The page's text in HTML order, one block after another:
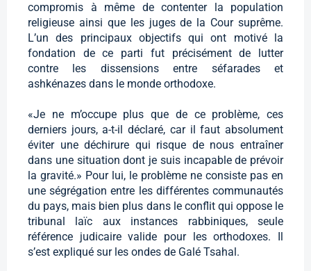
compromis à même de contenter la population
religieuse ainsi que les juges de la Cour suprême.
L’un des principaux objectifs qui ont motivé la
fondation de ce parti fut précisément de lutter
contre les dissensions entre séfarades et
ashkénazes dans le monde orthodoxe.
«Je ne m’occupe plus que de ce problème, ces
derniers jours, a-t-il déclaré, car il faut absolument
éviter une déchirure qui risque de nous entraîner
dans une situation dont je suis incapable de prévoir
la gravité.» Pour lui, le problème ne consiste pas en
une ségrégation entre les différentes communautés
du pays, mais bien plus dans le conflit qui oppose le
tribunal laïc aux instances rabbiniques, seule
référence judicaire valide pour les orthodoxes. Il
s’est expliqué sur les ondes de Galé Tsahal.